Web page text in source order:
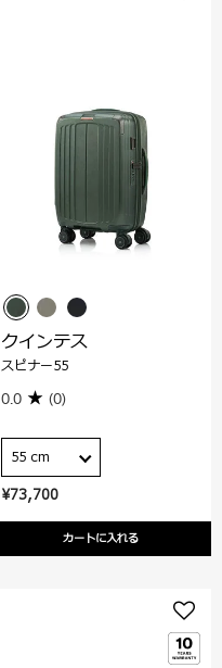
¥73,700
カートに入れる
クインテス
スピナー55
0.0 (0)
55 cm